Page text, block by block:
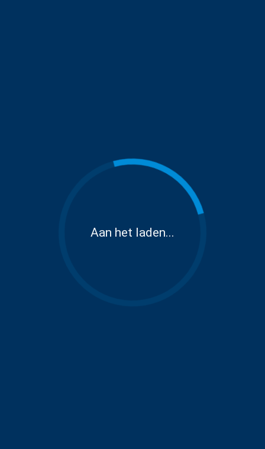
Aan het laden...